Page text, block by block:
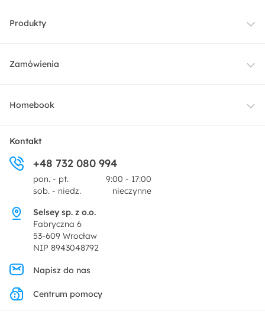
Produkty
Meble
Dekoracje i akcesoria
Promocje
Zamówienia
Dostawa
Zwroty
Pytania i odpowiedzi
Homebook
O nas
Centrum prasowe
Regulamin
Polityka prywatności
Ustawienia prywatności
Kontakt
+48 732 080 994
pon. - pt.
9:00 - 17:00
sob. - niedz.
nieczynne
Selsey sp. z o.o.
Fabryczna 6
53-609 Wrocław
NIP 8943048792
Napisz do nas
Centrum pomocy